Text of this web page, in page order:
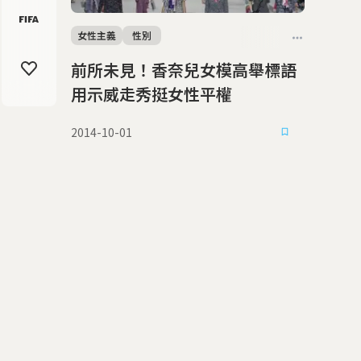
前所未見！香奈兒女模高舉標語
用示威走秀挺女性平權
女性主義 性別
2014-10-01